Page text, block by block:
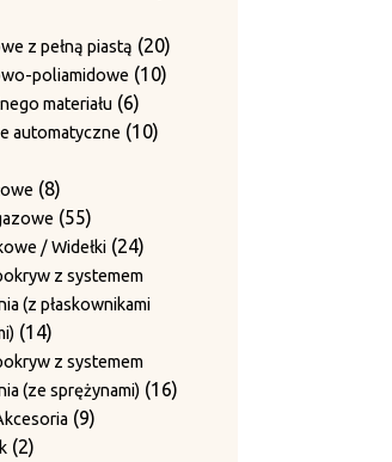
z pełną piastą 2020
produktów
poliamidowe 1010
materiału 66
produktów
automatyczne 1010
88
produktów
5555
produktów
/ Widełki 2424
produkty
z systemem
(z płaskownikami
1414
produktów
z systemem
(ze sprężynami)
1616
99
22